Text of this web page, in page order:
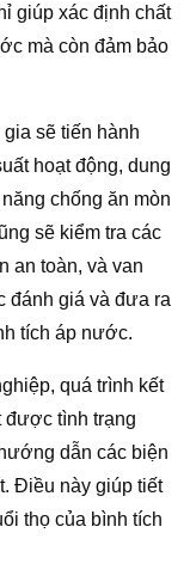
giúp xác định chất
mà còn đảm bảo
sẽ tiến hành
hoạt động, dung
chống ăn mòn
sẽ kiểm tra các
an toàn, và van
đánh giá và đưa ra
tích áp nước.
quá trình kết
được tình trạng
dẫn các biện
Điều này giúp tiết
thọ của bình tích